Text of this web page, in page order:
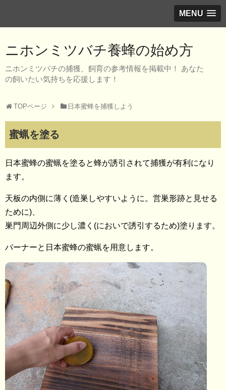
MENU
ニホンミツバチ養蜂の始め方
ニホンミツバチの捕獲、飼育の参考情報を掲載中！ あなた
の飼いたい気持ちを応援します！
TOPページ 日本蜜蜂を捕獲しよう
蜜蝋を塗る
日本蜜蜂の蜜蝋を塗ると蜂が誘引されて捕獲が有利になり
ます。
天板の内側に薄く(造巣しやすいように。営巣形跡と見せる
ために)、
巣門周辺外側に少し濃く(においで誘引するため)塗ります。
バーナーと日本蜜蜂の蜜蝋を用意します。